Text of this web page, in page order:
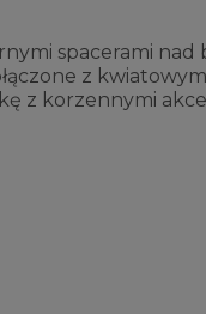
spacerami nad
z
z korzennymi